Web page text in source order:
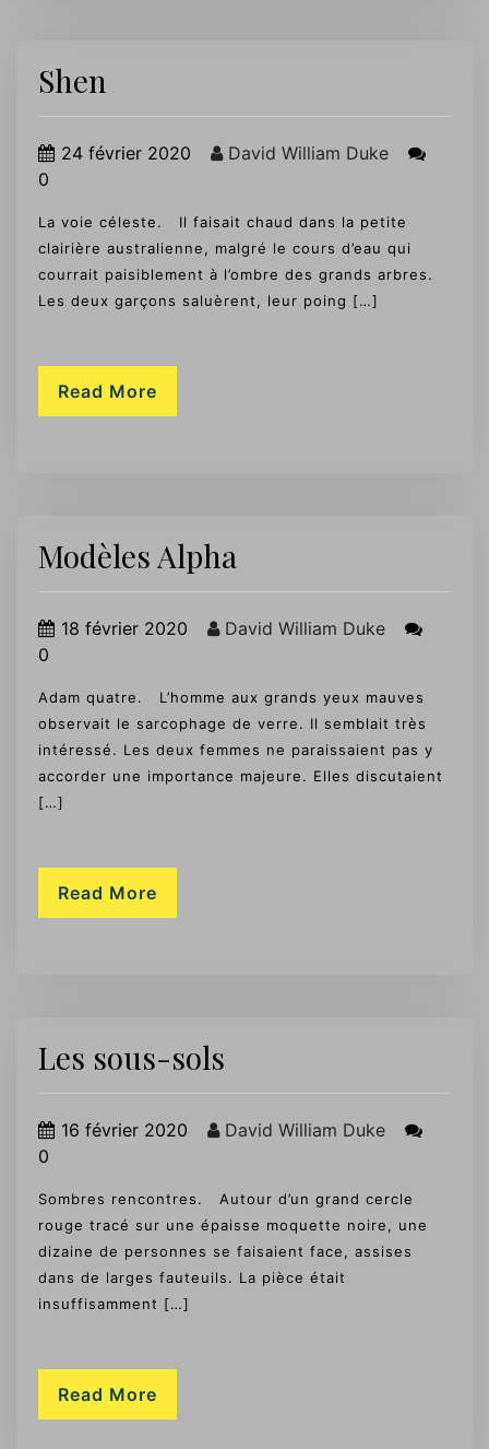
Shen
24 février 2020
David William Duke
0
La voie céleste. Il faisait chaud dans la petite
clairière australienne, malgré le cours d’eau qui
courrait paisiblement à l’ombre des grands arbres.
Les deux garçons saluèrent, leur poing […]
Read More
Modèles Alpha
18 février 2020
David William Duke
0
Adam quatre. L’homme aux grands yeux mauves
observait le sarcophage de verre. Il semblait très
intéressé. Les deux femmes ne paraissaient pas y
accorder une importance majeure. Elles discutaient
[…]
Read More
Les sous-sols
16 février 2020
David William Duke
0
Sombres rencontres. Autour d’un grand cercle
rouge tracé sur une épaisse moquette noire, une
dizaine de personnes se faisaient face, assises
dans de larges fauteuils. La pièce était
insuffisamment […]
Read More